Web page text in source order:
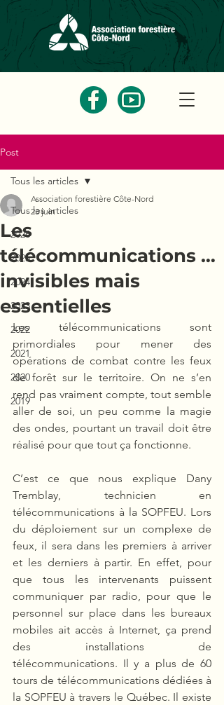
Post
Tous les articles
2026
2025
2024
2023
2022
2021
2020
2019
Tous les articles
Les
télécommunications …
invisibles mais
essentielles
Association forestière Côte-Nord
23 juin
Les télécommunications sont
primordiales pour mener des
opérations de combat contre les feux
de forêt sur le territoire. On ne s’en
rend pas vraiment compte, tout semble
aller de soi, un peu comme la magie
des ondes, pourtant un travail doit être
réalisé pour que tout ça fonctionne.
C’est ce que nous explique Dany
Tremblay, technicien en
télécommunications à la SOPFEU. Lors
du déploiement sur un complexe de
feux, il sera dans les premiers à arriver
et les derniers à partir. En effet, pour
que tous les intervenants puissent
communiquer par radio, pour que le
personnel sur place dans les bureaux
mobiles ait accès à Internet, ça prend
des installations de
télécommunications. Il y a plus de 60
tours de télécommunications dédiées à
la SOPFEU à travers le Québec. Il existe